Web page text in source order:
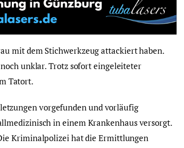
mit dem Stichwerkzeug attackiert haben.
unklar. Trotz sofort eingeleiteter
Tatort.
vorgefunden und vorläufig
in einem Krankenhaus versorgt.
Kriminalpolizei hat die Ermittlungen